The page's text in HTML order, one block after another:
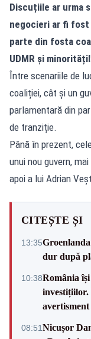
Discuțiile ar urma
negocieri ar fi
parte din fosta
UDMR și
Între scenariile de
coaliției, cât și un
parlamentară din
de tranziție.
Până în prezent,
unui nou guvern,
apoi a lui Adrian
CITEȘTE ȘI
13:35
dur după
10:38România
investițiilor.
08:51Nicușor